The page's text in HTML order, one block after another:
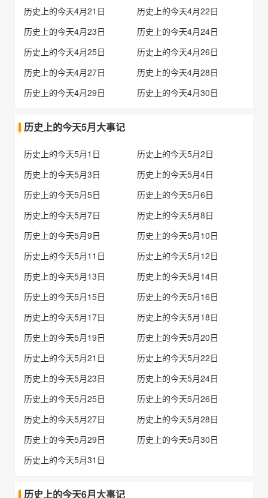
历史上的今天4月21日
历史上的今天4月22日
历史上的今天4月23日
历史上的今天4月24日
历史上的今天4月25日
历史上的今天4月26日
历史上的今天4月27日
历史上的今天4月28日
历史上的今天4月29日
历史上的今天4月30日
历史上的今天5月大事记
历史上的今天5月1日
历史上的今天5月2日
历史上的今天5月3日
历史上的今天5月4日
历史上的今天5月5日
历史上的今天5月6日
历史上的今天5月7日
历史上的今天5月8日
历史上的今天5月9日
历史上的今天5月10日
历史上的今天5月11日
历史上的今天5月12日
历史上的今天5月13日
历史上的今天5月14日
历史上的今天5月15日
历史上的今天5月16日
历史上的今天5月17日
历史上的今天5月18日
历史上的今天5月19日
历史上的今天5月20日
历史上的今天5月21日
历史上的今天5月22日
历史上的今天5月23日
历史上的今天5月24日
历史上的今天5月25日
历史上的今天5月26日
历史上的今天5月27日
历史上的今天5月28日
历史上的今天5月29日
历史上的今天5月30日
历史上的今天5月31日
历史上的今天6月大事记